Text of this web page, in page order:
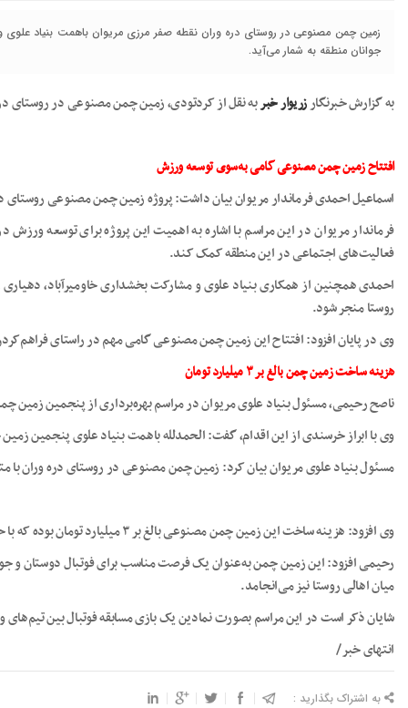
زمین چمن مصنوعی در روستای دره وران نقطه صفر مرزی مریوان باهمت بنیاد علوی
جوانان منطقه به شمار می‌آید.
به گزارش خبرنگارزریوار خبربه نقل از کردتودی، زمین چمن مصنوعی در روستای
افتتاح زمین چمن مصنوعی گامی به‌سوی توسعه ورزش
اسماعیل احمدی فرماندار مریوان بیان داشت: پروژه زمین چمن مصنوعی روستای دره وران با ابعاد حدود هزار و ۵۰۰ مترمربع
فرماندار مریوان در این مراسم با اشاره به اهمیت این پروژه برای توسعه
فعالیت‌های اجتماعی در این منطقه کمک کند.
احمدی همچنین از همکاری بنیاد علوی و مشارکت بخشداری خاومیرآباد،
روستا منجر شود.
وی در پایان افزود: افتتاح این زمین چمن مصنوعی گامی مهم در راستای
هزینه ساخت زمین چمن بالغ بر ۳ میلیارد تومان
ناصح رحیمی، مسئول بنیاد علوی مریوان در مراسم بهره‌برداری از پنجمین
وی با ابراز خرسندی از این اقدام، گفت: الحمدلله باهمت بنیاد علوی پنجمین
مسئول بنیاد علوی مریوان بیان کرد: زمین چمن مصنوعی در روستای دره وران با
وی افزود: هزینه ساخت این زمین چمن مصنوعی بالغ بر ۳ میلیارد تومان بوده که با حمایت بنیاد علوی و مشارکت بخشداری خاومیرآباد، دهیاری روستای دره وران و خیرین تأمین شده است.
رحیمی افزود: این زمین چمن به‌عنوان یک فرصت مناسب برای فوتبال دوستان و
میان اهالی روستا نیز می‌انجامد.
شایان ذکر است در این مراسم بصورت نمادین یک بازی مسابقه فوتبال بین
انتهای خبر/
به اشتراک بگذارید :